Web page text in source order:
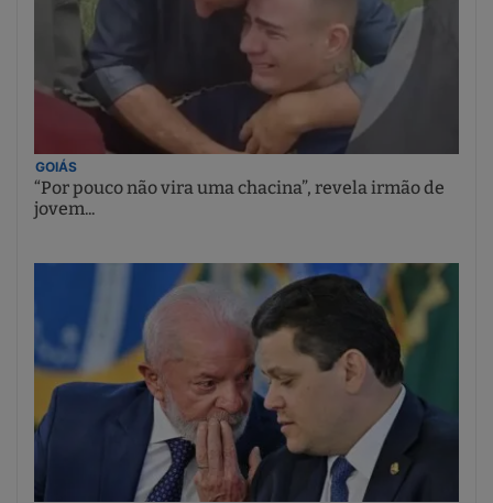
GOIÁS
“Por pouco não vira uma chacina”, revela irmão de
jovem...